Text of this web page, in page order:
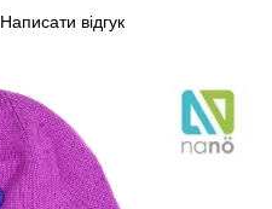
Написати відгук